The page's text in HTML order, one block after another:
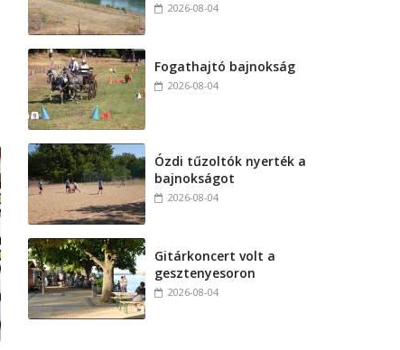
2026-08-04
Fogathajtó bajnokság
2026-08-04
Ózdi tűzoltók nyerték a
bajnokságot
2026-08-04
Gitárkoncert volt a
gesztenyesoron
2026-08-04